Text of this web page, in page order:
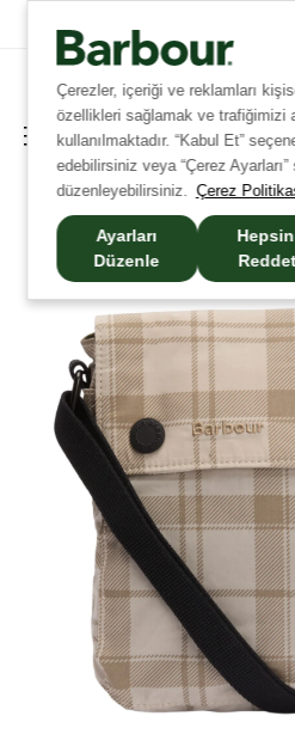
Çerezler, içeriği ve reklamları
özellikleri sağlamak ve trafiğimizi
kullanılmaktadır. “Kabul Et”
edebilirsiniz veya “Çerez
düzenleyebilirsiniz. Çerez
Ayarları
Düzenle